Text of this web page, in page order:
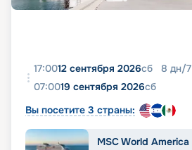
17:0012 сентября 2026сб 8 дн/7
07:0019 сентября 2026сб
Вы посетите 3 страны:
MSC World America